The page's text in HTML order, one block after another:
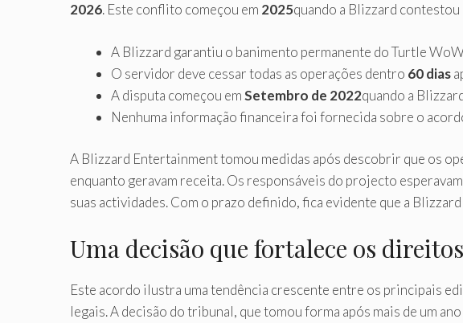
2026. Este conflito começou em 2025quando a Blizzard
A Blizzard garantiu o banimento permanente do Turtle
O servidor deve cessar todas as operações dentro 60 dias
A disputa começou emSetembro de 2022quando a
Nenhuma informação financeira foi fornecida sobre o
A Blizzard Entertainment tomou medidas após descobrir que os
enquanto geravam receita. Os responsáveis ​​do projecto
suas actividades. Com o prazo definido, fica evidente que a
Uma decisão que fortalece os
Este acordo ilustra uma tendência crescente entre os principais
legais. A decisão do tribunal, que tomou forma após mais de um